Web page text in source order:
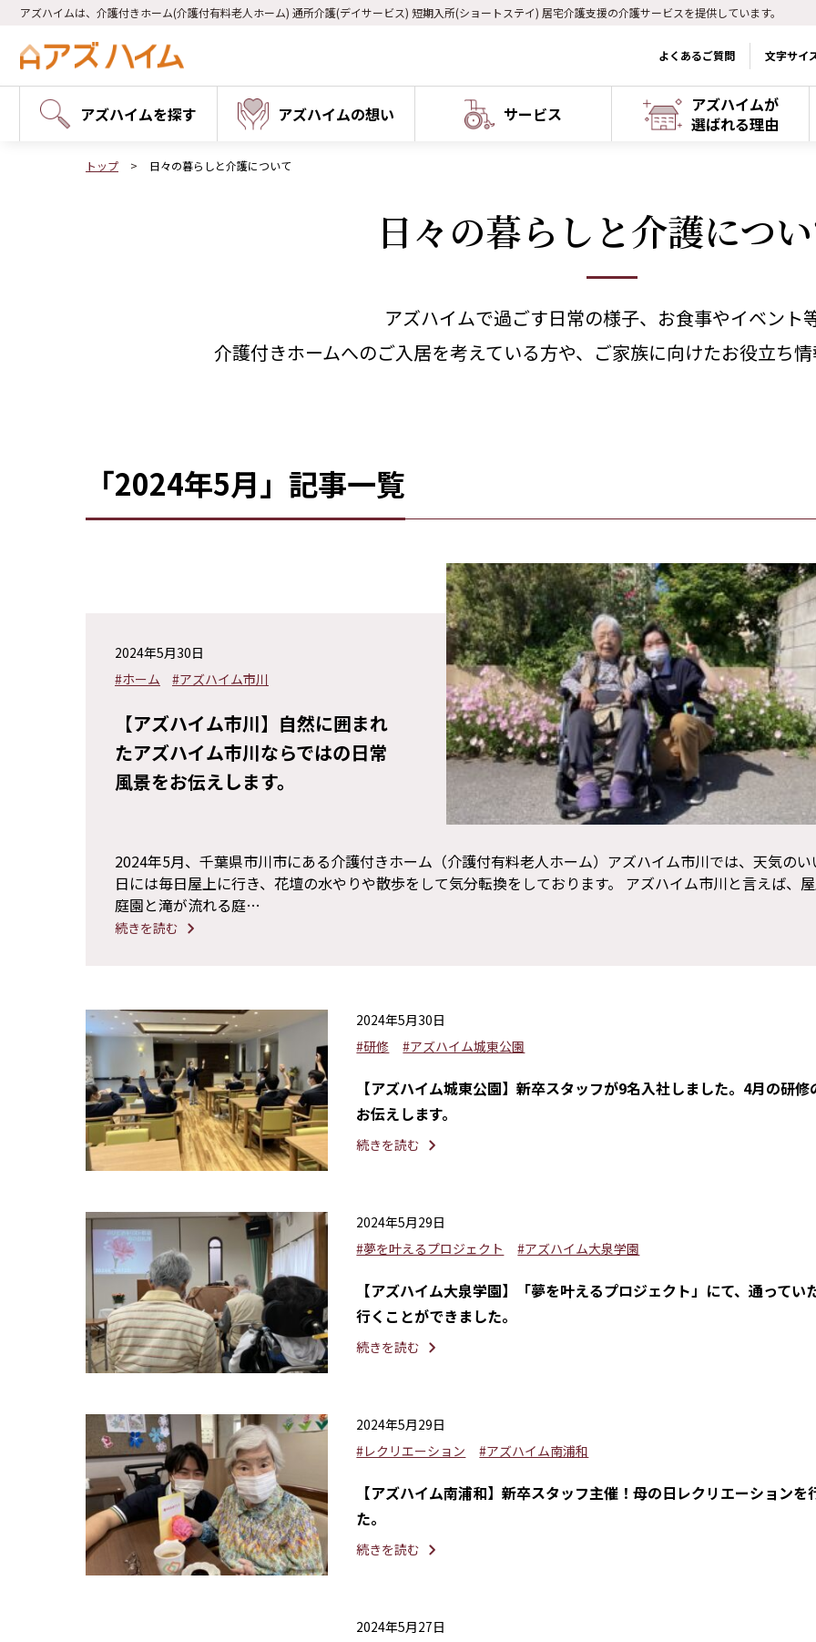
アズハイムは、介護付きホーム(介護付有料老人ホーム) 通所介護(デイサービス) 短期入所(ショートステイ) 居宅介護支援の介護サービスを提供しています。
よくあるご質問 文字サイ
アズハイムを探す アズハイムの想い サービス
アズハイムが
選ばれる理由
トップ 日々の暮らしと介護について
日々の暮らしと介護につ
アズハイムで過ごす日常の様子、お食事やイベント
介護付きホームへのご入居を考えている方や、ご家族に向けたお役立ち
「2024年5月」記事一覧
2024年5月30日
#ホーム
#アズハイム市川
【アズハイム市川】自然に囲まれ
たアズハイム市川ならではの日常
風景をお伝えします。
2024年5月、千葉県市川市にある介護付きホーム（介護付有料老人ホーム）アズハイム市川では、天気のい
日には毎日屋上に行き、花壇の水やりや散歩をして気分転換をしております。 アズハイム市川と言えば、
庭園と滝が流れる庭…
続きを読む
2024年5月30日
#研修
#アズハイム城東公園
【アズハイム城東公園】新卒スタッフが9名入社しました。4月の研修
お伝えします。
続きを読む
2024年5月29日
#夢を叶えるプロジェクト
#アズハイム大泉学園
【アズハイム大泉学園】「夢を叶えるプロジェクト」にて、通ってい
行くことができました。
続きを読む
2024年5月29日
#レクリエーション
#アズハイム南浦和
【アズハイム南浦和】新卒スタッフ主催！母の日レクリエーションを
た。
続きを読む
2024年5月27日